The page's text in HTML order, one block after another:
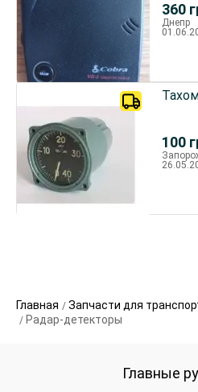
360
Днепр
100
Главная Запчасти для
Радар-детекторы
Главные